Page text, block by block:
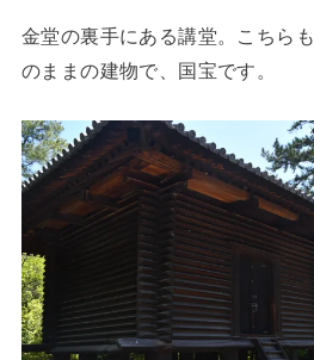
金堂の裏手にある講堂。こちら
のままの建物で、国宝です。